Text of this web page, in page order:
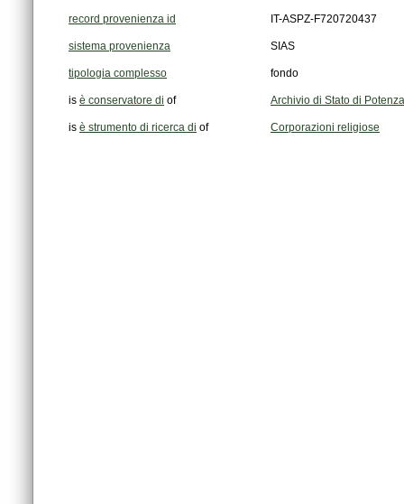
record provenienza id IT-ASPZ-F720720437
sistema provenienza SIAS
tipologia complesso fondo
is è conservatore di of Archivio di Stato di Potenza
is è strumento di ricerca di of Corporazioni religiose